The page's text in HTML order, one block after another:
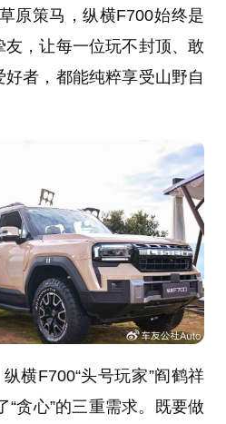
原策马，纵横F700始终是
，让每一位玩不封顶、敢
者，都能纯粹享受山野自
横F700“头号玩家”阎鹤祥
“贪心”的三重需求。既要做